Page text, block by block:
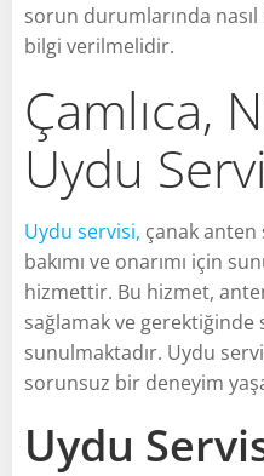
sorun durumlarında
bilgi verilmelidir.
Çamlıca,
Uydu
Uydu servisi, çanak
bakımı ve onarımı için
hizmettir. Bu hizmet,
sağlamak ve gerektiğinde
sunulmaktadır. Uydu
sorunsuz bir deneyim
Uydu